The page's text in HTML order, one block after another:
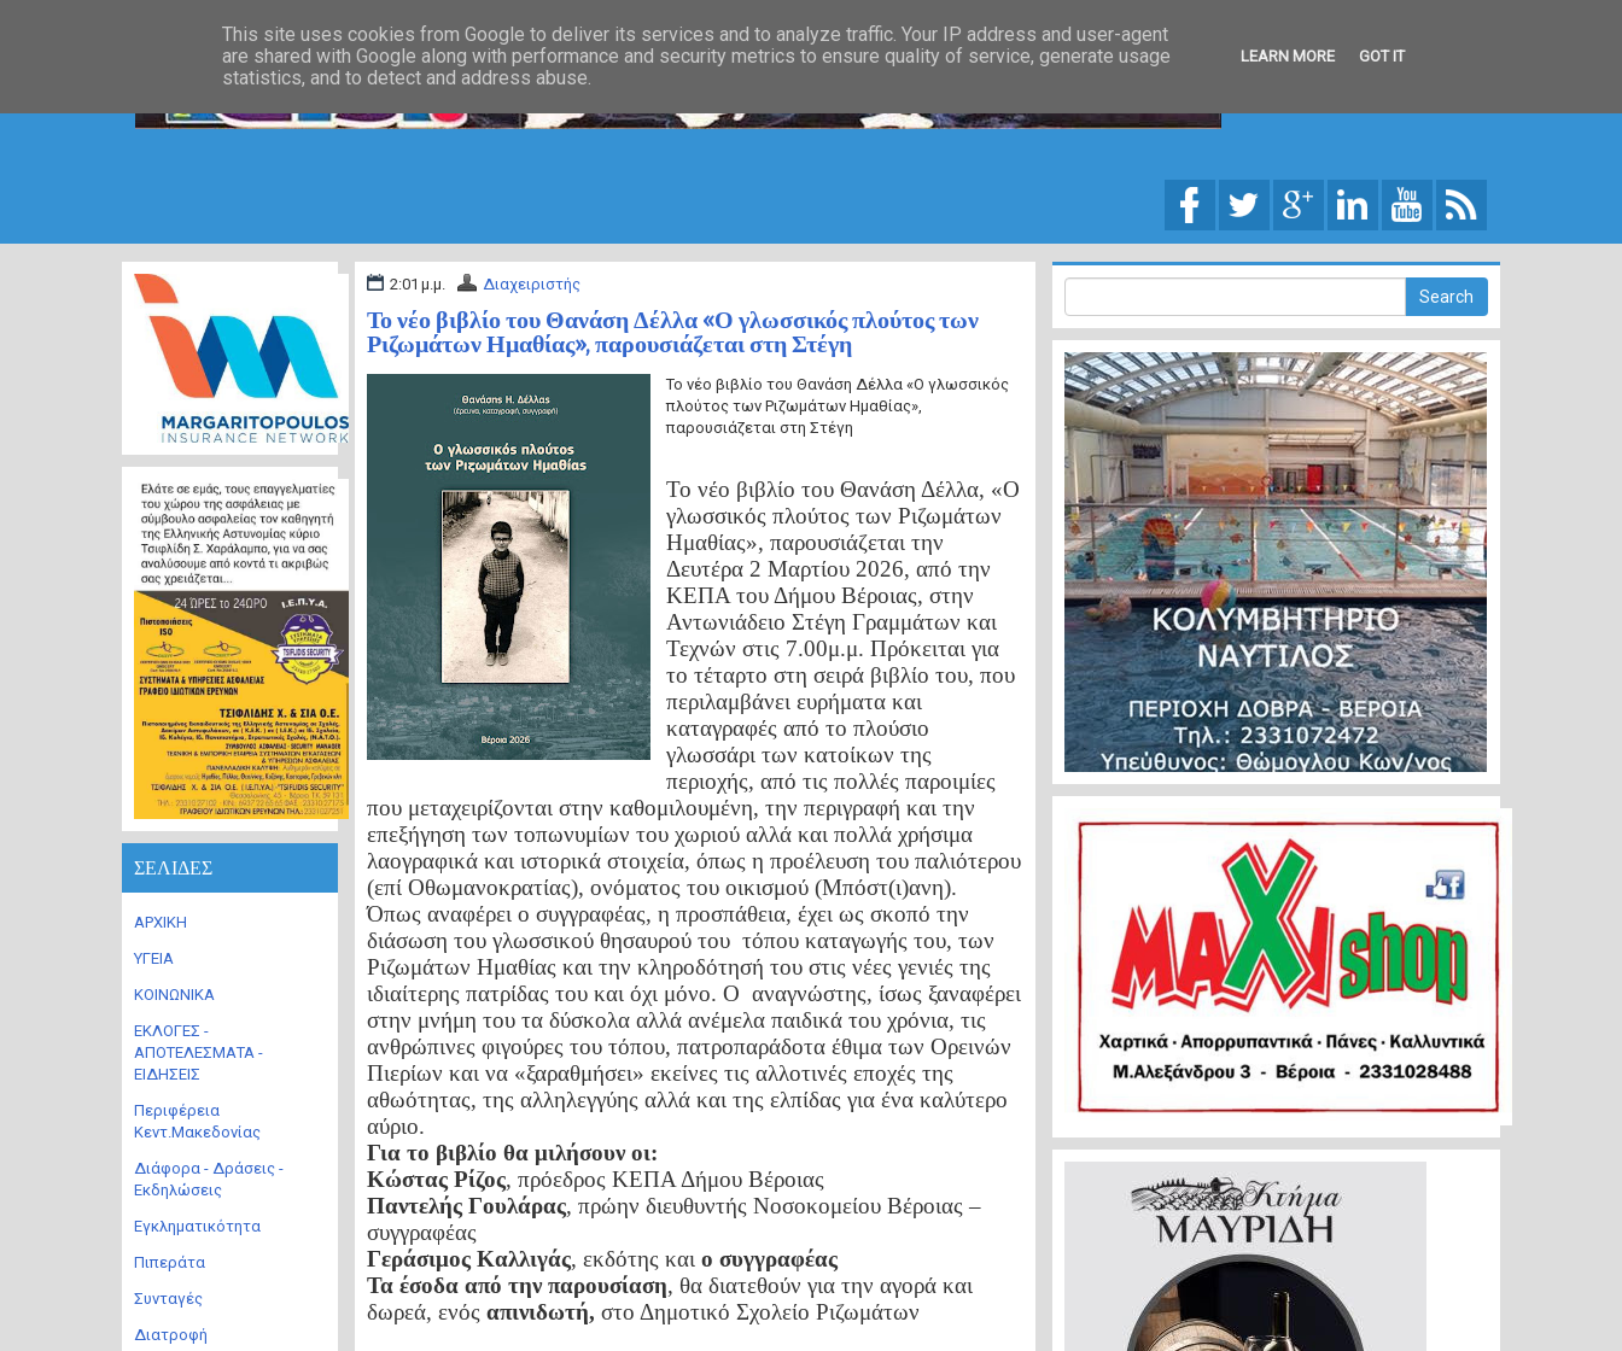
2:01 μ.μ. Διαχειριστής
Το νέο βιβλίο του Θανάση Δέλλα «Ο γλωσσικός πλούτος των
Ριζωμάτων Ημαθίας», παρουσιάζεται στη Στέγη
Το νέο βιβλίο του Θανάση Δέλλα «Ο γλωσσικός
πλούτος των Ριζωμάτων Ημαθίας»,
παρουσιάζεται στη Στέγη
Το νέο βιβλίο του Θανάση Δέλλα, «Ο
γλωσσικός πλούτος των Ριζωμάτων
Ημαθίας», παρουσιάζεται την
Δευτέρα 2 Μαρτίου 2026, από την
ΚΕΠΑ του Δήμου Βέροιας, στην
Αντωνιάδειο Στέγη Γραμμάτων και
Τεχνών στις 7.00μ.μ. Πρόκειται για
το τέταρτο στη σειρά βιβλίο του, που
περιλαμβάνει ευρήματα και
καταγραφές από το πλούσιο
γλωσσάρι των κατοίκων της
περιοχής, από τις πολλές παροιμίες
που μεταχειρίζονται στην καθομιλουμένη, την περιγραφή και την
επεξήγηση των τοπωνυμίων του χωριού αλλά και πολλά χρήσιμα
λαογραφικά και ιστορικά στοιχεία, όπως η προέλευση του παλιότερου
(επί Οθωμανοκρατίας), ονόματος του οικισμού (Μπόστ(ι)ανη).
Όπως αναφέρει ο συγγραφέας, η προσπάθεια, έχει ως σκοπό την
διάσωση του γλωσσικού θησαυρού του τόπου καταγωγής του, των
Ριζωμάτων Ημαθίας και την κληροδότησή του στις νέες γενιές της
ιδιαίτερης πατρίδας του και όχι μόνο. Ο αναγνώστης, ίσως ξαναφέρει
στην μνήμη του τα δύσκολα αλλά ανέμελα παιδικά του χρόνια, τις
ανθρώπινες φιγούρες του τόπου, πατροπαράδοτα έθιμα των Ορεινών
Πιερίων και να «ξαραθμήσει» εκείνες τις αλλοτινές εποχές της
αθωότητας, της αλληλεγγύης αλλά και της ελπίδας για ένα καλύτερο
αύριο.
Για το βιβλίο θα μιλήσουν οι:
Κώστας Ρίζος, πρόεδρος ΚΕΠΑ Δήμου Βέροιας
Παντελής Γουλάρας, πρώην διευθυντής Νοσοκομείου Βέροιας –
συγγραφέας
Γεράσιμος Καλλιγάς, εκδότης και ο συγγραφέας
Τα έσοδα από την παρουσίαση, θα διατεθούν για την αγορά και
δωρεά, ενός απινιδωτή, στο Δημοτικό Σχολείο Ριζωμάτων
ΣΕΛΙΔΕΣ
ΑΡΧΙΚΗ
ΥΓΕΙΑ
ΚΟΙΝΩΝΙΚΑ
ΕΚΛΟΓΕΣ -
ΑΠΟΤΕΛΕΣΜΑΤΑ -
ΕΙΔΗΣΕΙΣ
Περιφέρεια
Κεντ.Μακεδονίας
Διάφορα - Δράσεις -
Εκδηλώσεις
Εγκληματικότητα
Πιπεράτα
Συνταγές
Διατροφή
This site uses cookies from Google to deliver its services and to analyze traffic. Your IP address and user-agent
are shared with Google along with performance and security metrics to ensure quality of service, generate usage
statistics, and to detect and address abuse.
LEARN MORE GOT IT